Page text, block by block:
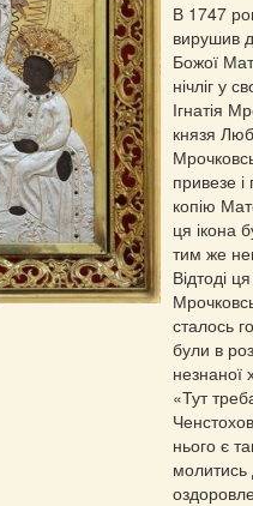
В 1747
вирушив
Божої
нічліг у
Ігнатія
князя
привезе
копію
ця ікона
тим же
Відтоді
сталось
були в
незнаної
«Тут
нього є
молитись